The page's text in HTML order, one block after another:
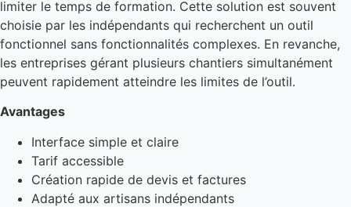
limiter le temps de formation. Cette solution est souvent
choisie par les indépendants qui recherchent un outil
fonctionnel sans fonctionnalités complexes. En revanche,
les entreprises gérant plusieurs chantiers simultanément
peuvent rapidement atteindre les limites de l’outil.
Avantages
Interface simple et claire
Tarif accessible
Création rapide de devis et factures
Adapté aux artisans indépendants